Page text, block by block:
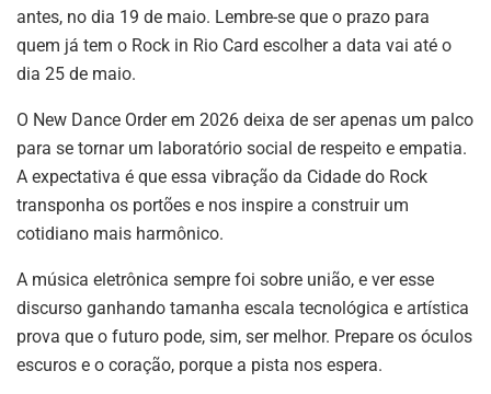
antes, no dia 19 de maio. Lembre-se que o prazo para
quem já tem o Rock in Rio Card escolher a data vai até o
dia 25 de maio.
O New Dance Order em 2026 deixa de ser apenas um palco
para se tornar um laboratório social de respeito e empatia.
A expectativa é que essa vibração da Cidade do Rock
transponha os portões e nos inspire a construir um
cotidiano mais harmônico.
A música eletrônica sempre foi sobre união, e ver esse
discurso ganhando tamanha escala tecnológica e artística
prova que o futuro pode, sim, ser melhor. Prepare os óculos
escuros e o coração, porque a pista nos espera.